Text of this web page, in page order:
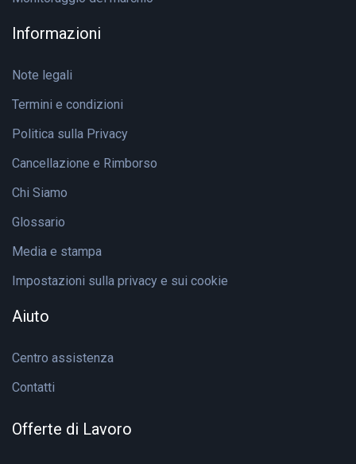
Informazioni
Note legali
Termini e condizioni
Politica sulla Privacy
Cancellazione e Rimborso
Chi Siamo
Glossario
Media e stampa
Impostazioni sulla privacy e sui cookie
Aiuto
Centro assistenza
Contatti
Offerte di Lavoro